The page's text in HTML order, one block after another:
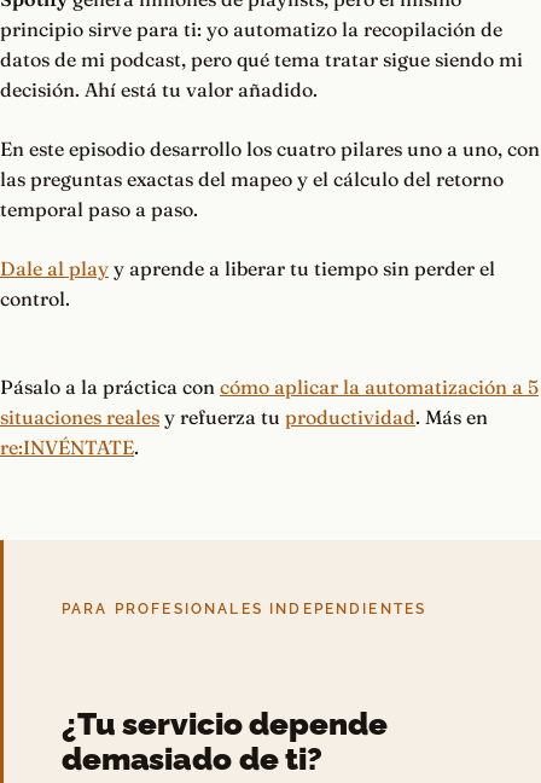
principio sirve para ti: yo automatizo la recopilación de
datos de mi podcast, pero qué tema tratar sigue siendo mi
decisión. Ahí está tu valor añadido.
En este episodio desarrollo los cuatro pilares uno a uno, con
las preguntas exactas del mapeo y el cálculo del retorno
temporal paso a paso.
Dale al play y aprende a liberar tu tiempo sin perder el
control.
Pásalo a la práctica con cómo aplicar la automatización a 5
situaciones reales y refuerza tu productividad. Más en
re:INVÉNTATE.
PARA PROFESIONALES INDEPENDIENTES
¿Tu servicio depende
demasiado de ti?